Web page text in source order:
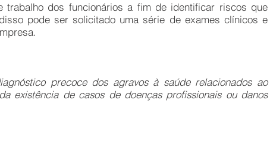
dos funcionários a fim de identificar riscos que
pode ser solicitado uma série de exames clínicos e
precoce dos agravos à saúde relacionados ao
existência de casos de doenças profissionais ou danos